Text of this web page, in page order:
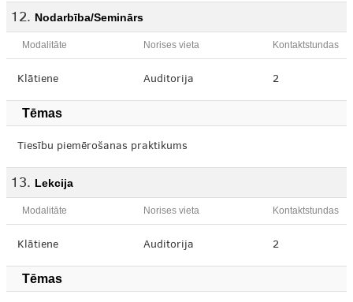
Nodarbība/Seminārs
Modalitāte Norises vieta Kontaktstundas
Klātiene Auditorija 2
Tēmas
Tiesību piemērošanas praktikums
Lekcija
Modalitāte Norises vieta Kontaktstundas
Klātiene Auditorija 2
Tēmas